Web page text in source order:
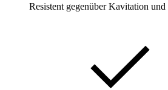
Resistent gegenüber Kavitation und